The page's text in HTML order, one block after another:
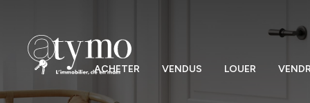
ACHETER VENDUS LOUER